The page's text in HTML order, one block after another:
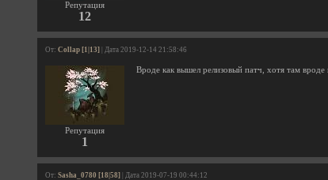
Репутация
12
От: Collap [1|13] | Дата 2019-12-14 21:58:46
Репутация
1
Вроде как вышел релизовый патч, хотя там
От: Sasha_0780 [18|58] | Дата 2019-07-19 00:44:12